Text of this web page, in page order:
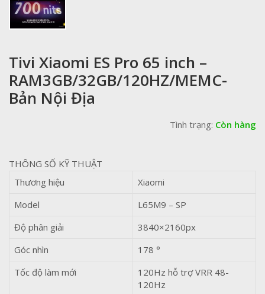
Tivi Xiaomi ES Pro 65 inch –
RAM3GB/32GB/120HZ/MEMC-
Bản Nội Địa
Tình trạng: Còn hàng
THÔNG SỐ KỸ THUẬT
Thương hiệu
Xiaomi
Model
L65M9 – SP
Độ phân giải
3840×2160px
Góc nhìn
178 °
Tốc độ làm mới
120Hz hỗ trợ VRR 48-
120Hz